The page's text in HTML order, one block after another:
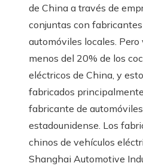
de China a través de
conjuntas con
automóviles locales. Pero
menos del 20% de los
eléctricos de China, y
fabricados
fabricante de automóviles
estadounidense. Los
chinos de vehículos
Shanghai Automotive